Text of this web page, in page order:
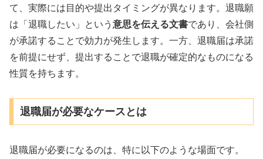
て、実際には目的や提出タイミングが異なります。退職願
は「退職したい」という 意思を伝える文書であり、会社側
が承諾することで効力が発生します。一方、退職届は承諾
を前提にせず、提出することで退職が確定的なものになる
性質を持ちます。
退職届が必要なケースとは
退職届が必要になるのは、特に以下のような場面です。